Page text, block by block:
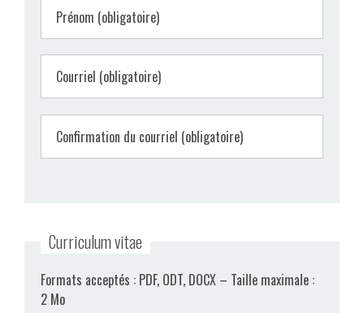
Prénom (obligatoire)
Courriel (obligatoire)
Confirmation du courriel (obligatoire)
Curriculum vitae
Formats acceptés : PDF, ODT, DOCX – Taille maximale :
2 Mo